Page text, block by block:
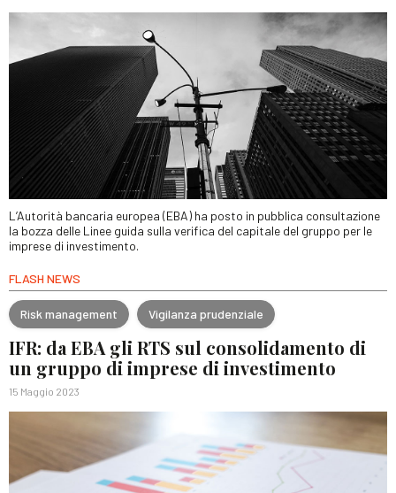
L’Autorità bancaria europea (EBA) ha posto in pubblica consultazione
la bozza delle Linee guida sulla verifica del capitale del gruppo per le
imprese di investimento.
FLASH NEWS
Risk management Vigilanza prudenziale
IFR: da EBA gli RTS sul consolidamento di
un gruppo di imprese di investimento
15 Maggio 2023